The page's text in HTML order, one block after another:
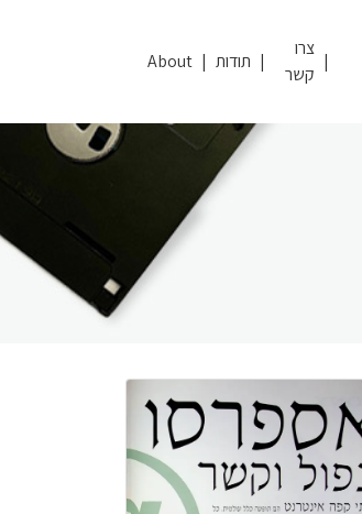
צרו
קשר
תודות About